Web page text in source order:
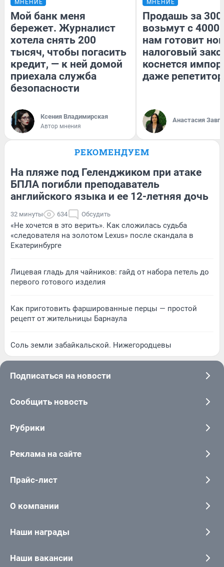
МНЕНИЕ
Мой банк меня
бережет. Журналист
хотела снять 200
тысяч, чтобы погасить
кредит, — к ней домой
приехала служба
безопасности
Ксения Владимирская
Автор мнения
МНЕНИЕ
Продашь за
возьмут с
нам готовит
налоговый
коснется
даже
Анастасия
РЕКОМЕНДУЕМ
На пляже под Геленджиком при атаке
БПЛА погибли преподаватель
английского языка и ее 12-летняя дочь
32 минуты 634 Обсудить
«Не хочется в это верить». Как сложилась судьба
«следователя на золотом Lexus» после скандала в
Екатеринбурге
Лицевая гладь для чайников: гайд от набора петель до
первого готового изделия
Как приготовить фаршированные перцы — простой
рецепт от жительницы Барнаула
Соль земли забайкальской. Нижегородцевы
Подписаться на новости
Сообщить новость
Рубрики
Реклама на сайте
Прайс-лист
О компании
Наши награды
Наши вакансии